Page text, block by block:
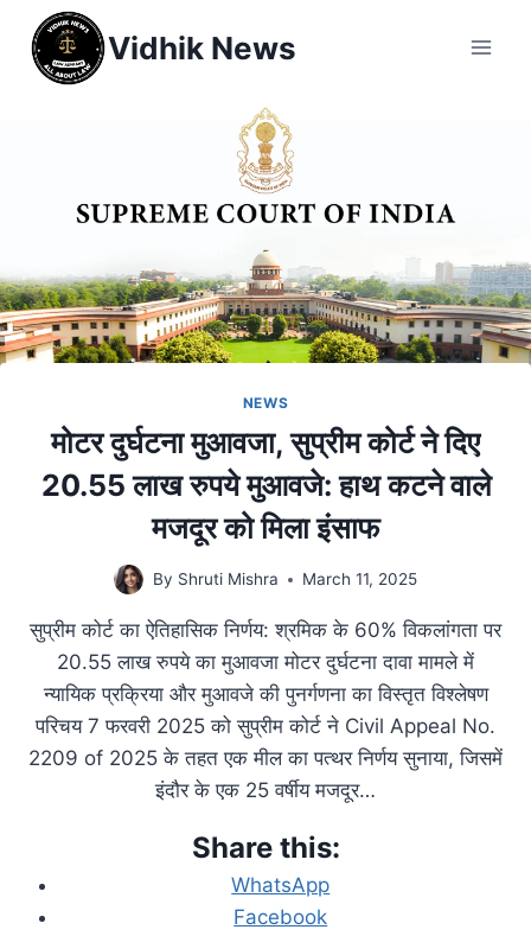
Vidhik News
NEWS
मोटर दुर्घटना मुआवजा, सुप्रीम कोर्ट ने दिए
20.55 लाख रुपये मुआवजे: हाथ कटने वाले
मजदूर को मिला इंसाफ
By Shruti Mishra March 11, 2025
सुप्रीम कोर्ट का ऐतिहासिक निर्णय: श्रमिक के 60% विकलांगता पर
20.55 लाख रुपये का मुआवजा मोटर दुर्घटना दावा मामले में
न्यायिक प्रक्रिया और मुआवजे की पुनर्गणना का विस्तृत विश्लेषण
परिचय 7 फरवरी 2025 को सुप्रीम कोर्ट ने Civil Appeal No.
2209 of 2025 के तहत एक मील का पत्थर निर्णय सुनाया, जिसमें
इंदौर के एक 25 वर्षीय मजदूर…
Share this:
WhatsApp
Facebook